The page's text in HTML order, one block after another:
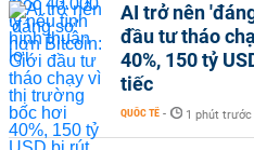
AI trở nên
đầu tư tháo
40%, 150 tỷ
tiếc
QUỐC TẾ - 1 phút trước